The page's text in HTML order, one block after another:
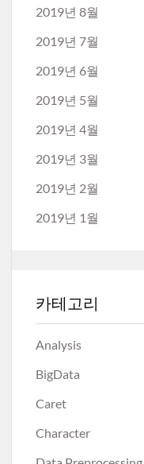
2019년 8월
2019년 7월
2019년 6월
2019년 5월
2019년 4월
2019년 3월
2019년 2월
2019년 1월
카테고리
Analysis
BigData
Caret
Character